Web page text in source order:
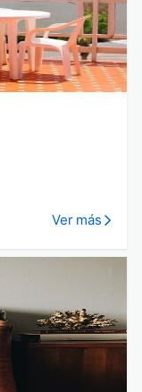
Ver más